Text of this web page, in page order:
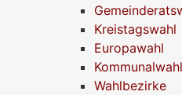
Kreistagswahl
Europawahl
Kommunalwahl
Wahlbezirke